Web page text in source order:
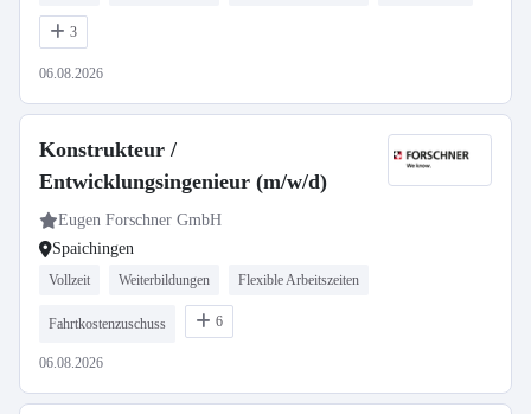
3
06.08.2026
Konstrukteur /
Entwicklungsingenieur (m/w/d)
Eugen Forschner GmbH
Spaichingen
Vollzeit Weiterbildungen Flexible Arbeitszeiten
Fahrtkostenzuschuss 6
06.08.2026